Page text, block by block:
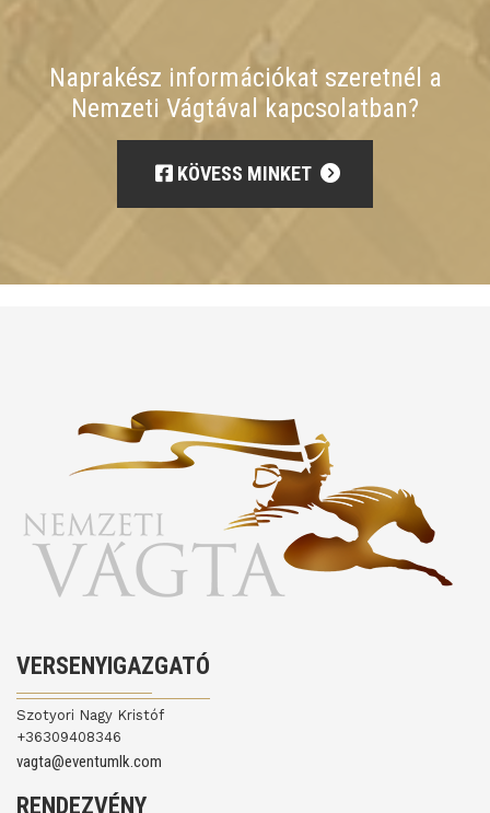
Naprakész információkat szeretnél a
Nemzeti Vágtával kapcsolatban?
KÖVESS MINKET
VERSENYIGAZGATÓ
Szotyori Nagy Kristóf
+36309408346
vagta@eventumlk.com
RENDEZVÉNY